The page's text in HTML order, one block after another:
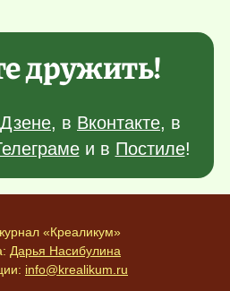
дружить!
Дзене, в Вконтакте, в
и в Постиле!
«Креаликум»
Дарья Насибулина
info@krealikum.ru